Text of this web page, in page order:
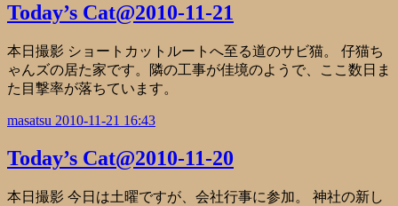
Today’s Cat@2010-11-21
本日撮影 ショートカットルートへ至る道のサビ猫。 仔猫ち
ゃんズの居た家です。隣の工事が佳境のようで、ここ数日ま
た目撃率が落ちています。
masatsu 2010-11-21 16:43
Today’s Cat@2010-11-20
本日撮影 今日は土曜ですが、会社行事に参加。 神社の新し